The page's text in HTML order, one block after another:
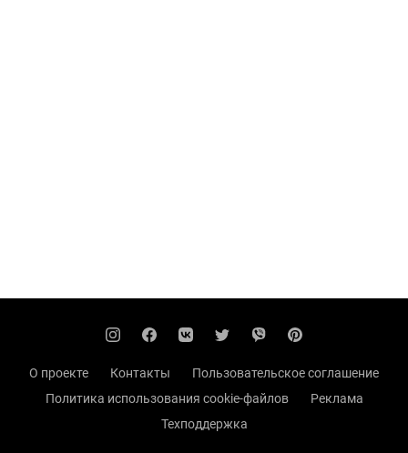
О проекте Контакты
Пользовательское соглашение
Политика использования cookie-файлов
Реклама
Техподдержка